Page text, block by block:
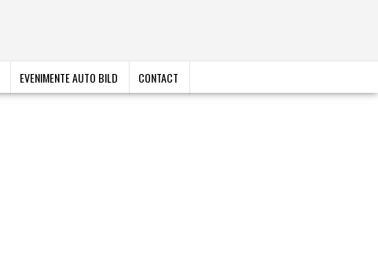
EVENIMENTE AUTO BILD CONTACT